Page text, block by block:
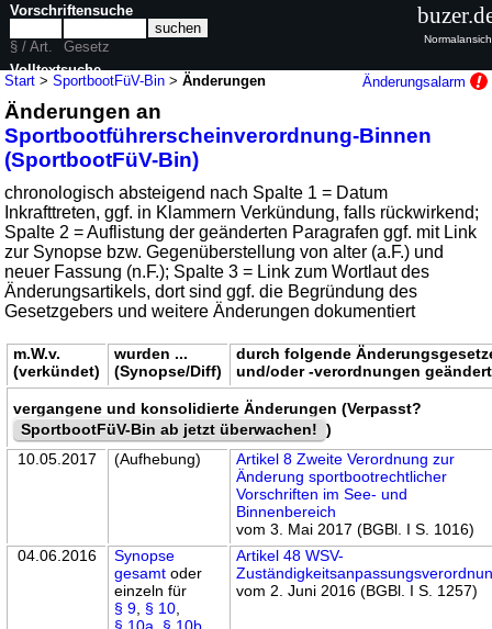
Start >SportbootFüV-Bin >Änderungen Änderungsalarm
Änderungen an
Sportbootführerscheinverordnung-Binnen
(SportbootFüV-Bin)
chronologisch absteigend nach Spalte 1 = Datum
Inkrafttreten, ggf. in Klammern Verkündung, falls rückwirkend;
Spalte 2 = Auflistung der geänderten Paragrafen ggf. mit Link
zur Synopse bzw. Gegenüberstellung von alter (a.F.) und
neuer Fassung (n.F.); Spalte 3 = Link zum Wortlaut des
Änderungsartikels, dort sind ggf. die Begründung des
Gesetzgebers und weitere Änderungen dokumentiert
m.W.v.
(verkündet)
wurden ...
(Synopse/Diff)
durch folgende
und/oder -verordnungen geändert
vergangene und konsolidierte Änderungen (Verpasst?
SportbootFüV-Bin ab jetzt überwachen! )
10.05.2017
(Aufhebung)
Artikel 8 Zweite Verordnung zur
Änderung sportbootrechtlicher
Vorschriften im See- und
Binnenbereich
vom 3. Mai 2017 (BGBl. I S. 1016)
04.06.2016
Synopse
gesamt oder
einzeln für
§ 9 § 10
§ 10a
§ 10b
Artikel 48 WSV-
vom 2. Juni 2016 (BGBl. I S. 1257)
Vorschriftensuche
§ / Art.
Gesetz
Volltextsuche
nur in SportbootFüV-Bin